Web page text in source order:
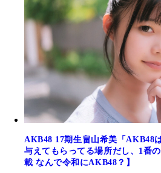
AKB48 17期生畠山希美「AKB48
与えてもらってる場所だし、1番
載 なんで令和にAKB48？】